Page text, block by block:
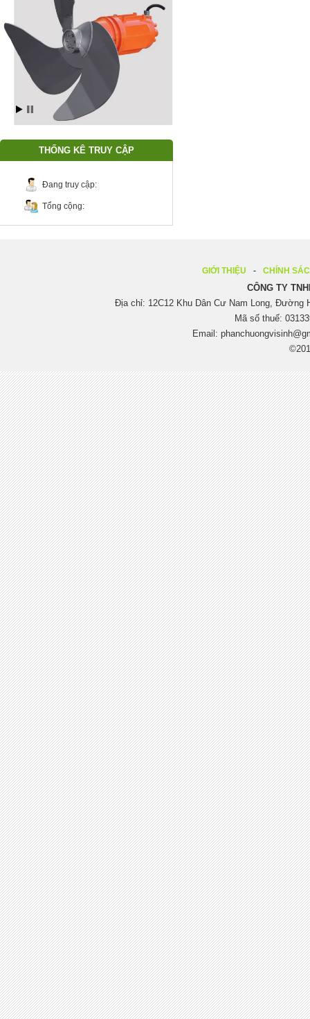
THỐNG KÊ TRUY CẬP
Đang truy cập:
Tổng cộng:
GIỚI THIỆU CHÍNH
CÔNG TY
Địa chỉ: 12C12 Khu Dân Cư Nam Long, Đường
Mã số thuế:
Email: